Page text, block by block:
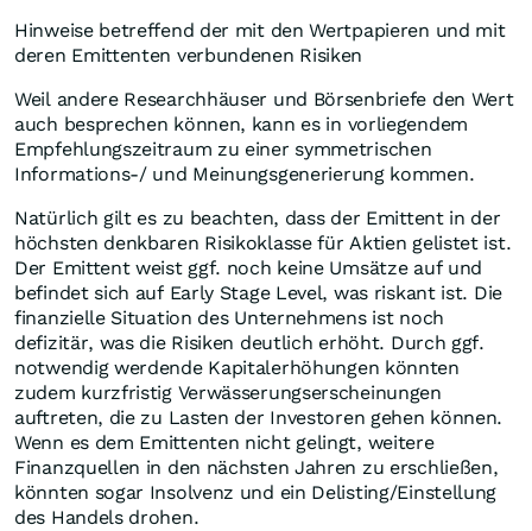
Hinweise betreffend der mit den Wertpapieren und mit
deren Emittenten verbundenen Risiken
Weil andere Researchhäuser und Börsenbriefe den Wert
auch besprechen können, kann es in vorliegendem
Empfehlungszeitraum zu einer symmetrischen
Informations-/ und Meinungsgenerierung kommen.
Natürlich gilt es zu beachten, dass der Emittent in der
höchsten denkbaren Risikoklasse für Aktien gelistet ist.
Der Emittent weist ggf. noch keine Umsätze auf und
befindet sich auf Early Stage Level, was riskant ist. Die
finanzielle Situation des Unternehmens ist noch
defizitär, was die Risiken deutlich erhöht. Durch ggf.
notwendig werdende Kapitalerhöhungen könnten
zudem kurzfristig Verwässerungserscheinungen
auftreten, die zu Lasten der Investoren gehen können.
Wenn es dem Emittenten nicht gelingt, weitere
Finanzquellen in den nächsten Jahren zu erschließen,
könnten sogar Insolvenz und ein Delisting/Einstellung
des Handels drohen.